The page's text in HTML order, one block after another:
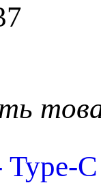
Type-